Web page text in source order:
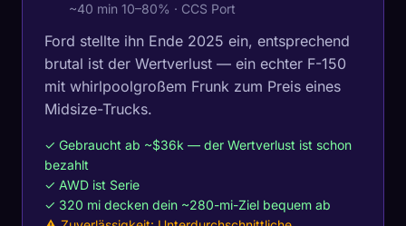
~40 min 10–80% · CCS Port
Ford stellte ihn Ende 2025 ein, entsprechend
brutal ist der Wertverlust — ein echter F-150
mit whirlpoolgroßem Frunk zum Preis eines
Midsize-Trucks.
✓ Gebraucht ab ~$36k — der Wertverlust ist schon
bezahlt
✓ AWD ist Serie
✓ 320 mi decken dein ~280-mi-Ziel bequem ab